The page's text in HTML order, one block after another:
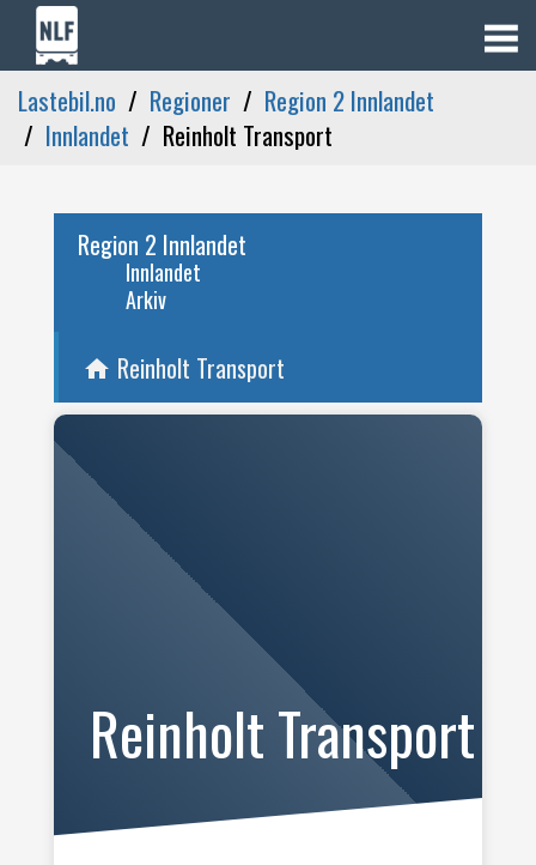
Lastebil.no Regioner
Region 2 Innlandet
Innlandet
Reinholt Transport
Region 2 Innlandet
Innlandet
Arkiv
home Reinholt Transport
Reinholt Transport